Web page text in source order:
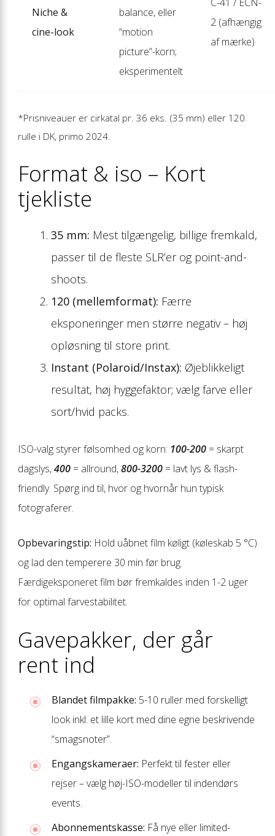
Niche &
cine-look
balance, eller
“motion
picture”-korn;
eksperimentelt
2 (afhængig
af mærke)
*Prisniveauer er cirkatal pr. 36 eks. (35 mm) eller 120
rulle i DK, primo 2024.
Format & iso – Kort
tjekliste
35 mm: Mest tilgængelig, billige fremkald,
passer til de fleste SLR’er og point-and-
shoots.
120 (mellemformat): Færre
eksponeringer men større negativ – høj
opløsning til store print.
Instant (Polaroid/Instax): Øjeblikkeligt
resultat, høj hyggefaktor; vælg farve eller
sort/hvid packs.
ISO-valg styrer følsomhed og korn: 100-200 = skarpt
dagslys,400 = allround,800-3200 = lavt lys & flash-
friendly. Spørg ind til, hvor og hvornår hun typisk
fotograferer.
Opbevaringstip: Hold uåbnet film køligt (køleskab 5 °C)
og lad den temperere 30 min før brug.
Færdigeksponeret film bør fremkaldes inden 1-2 uger
for optimal farvestabilitet.
Gavepakker, der går
rent ind
Blandet film­pakke: 5-10 ruller med forskelligt
look inkl. et lille kort med dine egne beskrivende
“smagsnoter”.
Engangs­kameraer: Perfekt til fester eller
rejser – vælg høj-ISO-modeller til indendørs
events.
Abonnementskasse: Få nye eller limited-